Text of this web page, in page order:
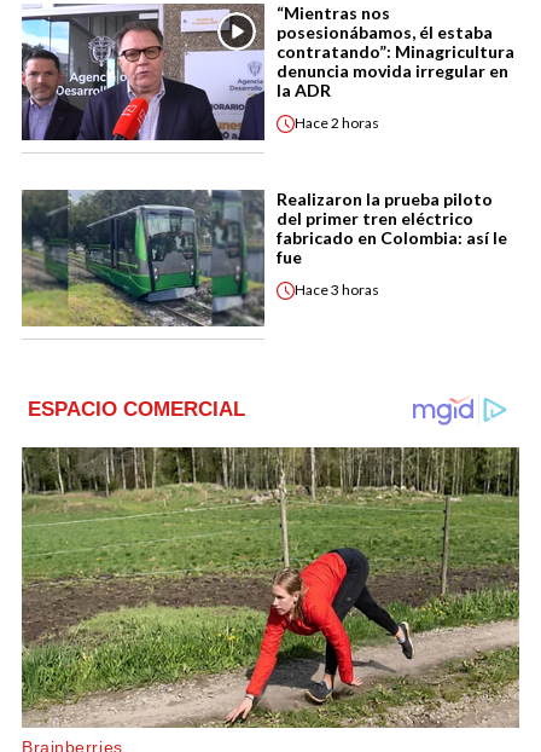
“Mientras nos
posesionábamos, él estaba
contratando”: Minagricultura
denuncia movida irregular en
la ADR
Hace2 horas
Realizaron la prueba piloto
del primer tren eléctrico
fabricado en Colombia: así le
fue
Hace3 horas